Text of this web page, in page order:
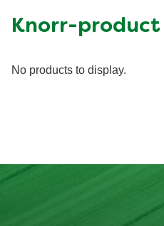
Knorr-
No products to display.